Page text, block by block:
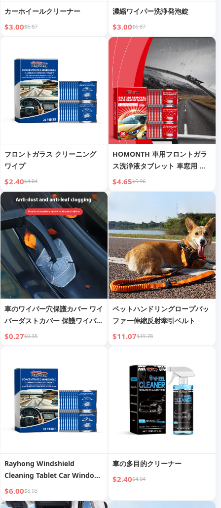
カーホイールクリーナー
$3.00$6.87
濃縮ワイパー洗浄発泡錠
$3.00$6.87
フロントガラス クリーニング
ワイプ
$2.40$4.04
HOMONTH 車用フロントガラ
ス洗浄液タブレット 車窓用 雨
除け 防水 カーガラス用 曇り止
め 洗浄液タブレット
$4.65$5.96
車のワイパー穴保護カバー ワイ
パーダストカバー 保護ワイパー
カバー 落ち葉防止シリコンマッ
$0.27$0.35
ペットハンドリングロープバッ
ファー伸縮反射牽引ベルト
$11.07$19.78
Rayhong Windshield
Cleaning Tablet Car Window
Glass Stains Water Stain
Waterproof Cleaning
$6.00$8.03
車の多目的クリーナー
$2.40$4.04